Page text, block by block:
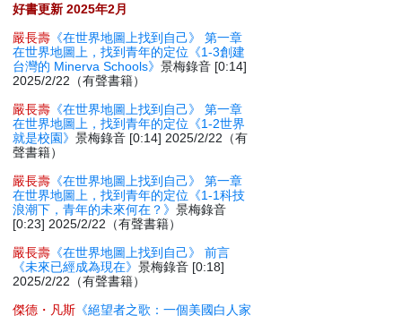
好書更新 2025年2月
嚴長壽 《在世界地圖上找到自己》 第一章
在世界地圖上，找到青年的定位《1-3創建
台灣的 Minerva Schools》景梅錄音 [0:14]
2025/2/22（有聲書籍）
嚴長壽 《在世界地圖上找到自己》 第一章
在世界地圖上，找到青年的定位《1-2世界
就是校園》景梅錄音 [0:14] 2025/2/22（有
聲書籍）
嚴長壽 《在世界地圖上找到自己》 第一章
在世界地圖上，找到青年的定位《1-1科技
浪潮下，青年的未來何在？》景梅錄音
[0:23] 2025/2/22（有聲書籍）
嚴長壽 《在世界地圖上找到自己》 前言
《未來已經成為現在》景梅錄音 [0:18]
2025/2/22（有聲書籍）
傑德・凡斯 《絕望者之歌：一個美國白人家